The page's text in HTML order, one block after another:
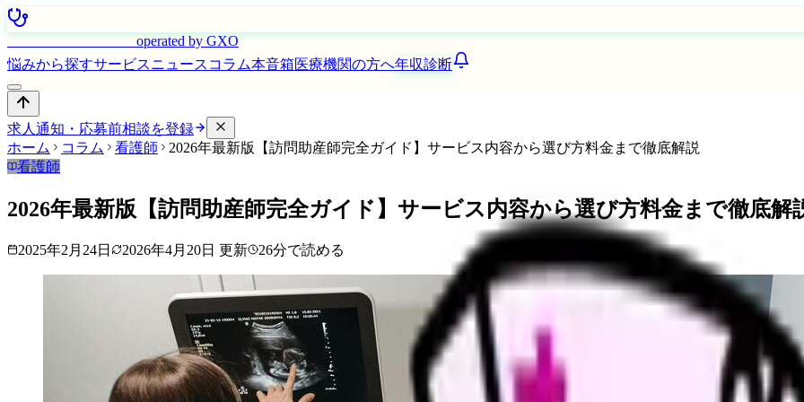
operated by GXO
悩みから探すサービスニュース コラム本音箱医療機関の方へ年収診断
求人通知・応募前相談を登録
ホーム
コラム 看護師
2026年最新版【訪問助産師完全ガイド】サービス内容から選び方料金まで徹底解説
看護師
2026年最新版【訪問助産師完全ガイド】サービス内容から選び方料金まで徹底解
2025年2月24日 2026年4月20日 更新 26分で読める